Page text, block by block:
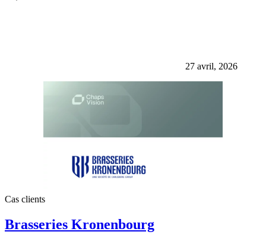
27 avril, 2026
Cas clients
Brasseries Kronenbourg